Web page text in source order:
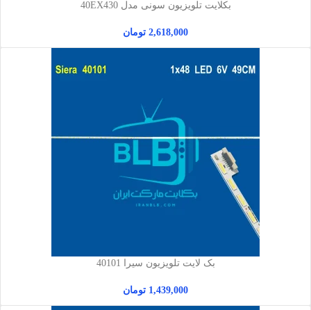
بکلایت تلویزیون سونی مدل 40EX430
2,618,000 تومان
بک لایت تلویزیون سیرا 40101
1,439,000 تومان